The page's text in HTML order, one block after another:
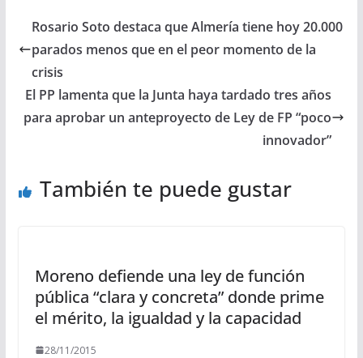
Rosario Soto destaca que Almería tiene hoy 20.000
parados menos que en el peor momento de la
crisis
El PP lamenta que la Junta haya tardado tres años
para aprobar un anteproyecto de Ley de FP “poco
innovador”
También te puede gustar
Moreno defiende una ley de función
pública “clara y concreta” donde prime
el mérito, la igualdad y la capacidad
28/11/2015